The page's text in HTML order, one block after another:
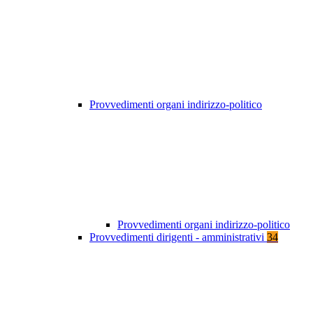
Provvedimenti organi indirizzo-politico
Provvedimenti organi indirizzo-politico
Provvedimenti dirigenti - amministrativi 34